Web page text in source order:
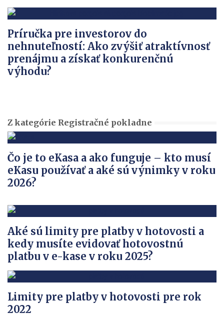
Príručka pre investorov do
nehnuteľností: Ako zvýšiť atraktívnosť
prenájmu a získať konkurenčnú
výhodu?
Z kategórie Registračné pokladne
Čo je to eKasa a ako funguje – kto musí
eKasu používať a aké sú výnimky v roku
2026?
Aké sú limity pre platby v hotovosti a
kedy musíte evidovať hotovostnú
platbu v e-kase v roku 2025?
Limity pre platby v hotovosti pre rok
2022